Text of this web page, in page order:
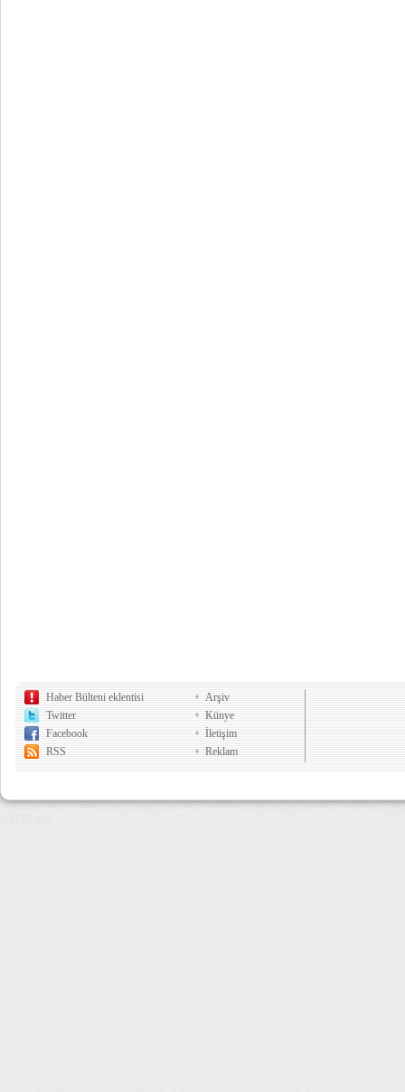
Haber Bülteni eklentisi
Twitter
Facebook
RSS
Arşiv
Künye
İletişim
Reklam